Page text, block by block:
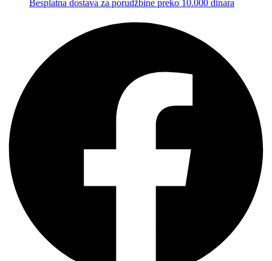
Besplatna dostava za porudžbine preko 10.000 dinara